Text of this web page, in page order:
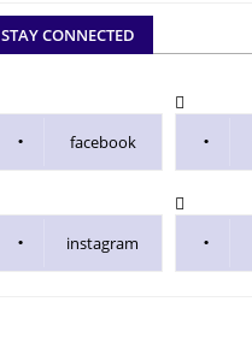
STAY CONNECTED
facebook
instagram